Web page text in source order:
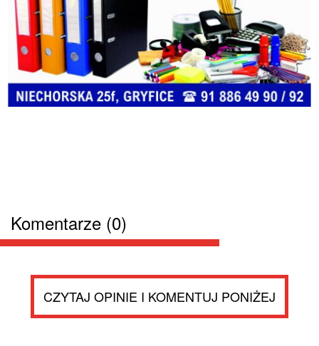
Komentarze (0)
CZYTAJ OPINIE I KOMENTUJ PONIŻEJ